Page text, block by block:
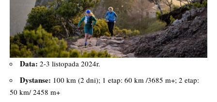
Data: 2-3 listopada 2024r.
Dystanse: 100 km (2 dni); 1 etap: 60 km /3685 m+; 2 etap:
50 km/ 2458 m+